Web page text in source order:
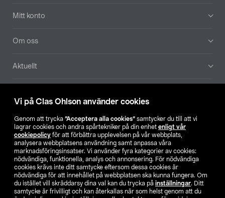
Vi på Clas Ohlson använder cookies
Genom att trycka ”Acceptera alla cookies” samtycker du till att vi
lagrar cookies och andra spårtekniker på din enhet enligt vår
cookiepolicy för att förbättra upplevelsen på vår webbplats,
analysera webbplatsens användning samt anpassa våra
marknadsföringsinsatser. Vi använder fyra kategorier av cookies:
nödvändiga, funktionella, analys och annonsering. För nödvändiga
cookies krävs inte ditt samtycke eftersom dessa cookies är
nödvändiga för att innehållet på webbplatsen ska kunna fungera. Om
du istället vill skräddarsy dina val kan du trycka på inställningar. Ditt
samtycke är frivilligt och kan återkallas när som helst genom att du
Mitt konto
Om oss
Aktuellt
Hitta butik
SE NO FI